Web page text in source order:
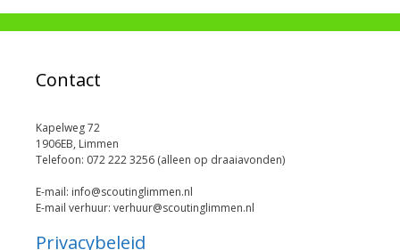
Contact
Kapelweg 72
1906EB, Limmen
Telefoon: 072 222 3256 (alleen op draaiavonden)
E-mail: info@scoutinglimmen.nl
E-mail verhuur: verhuur@scoutinglimmen.nl
Privacybeleid